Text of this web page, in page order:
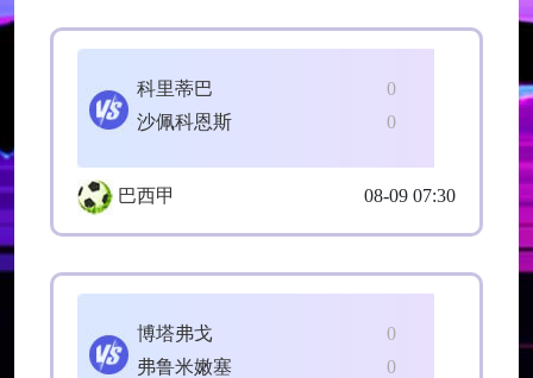
0
科里蒂巴
0
沙佩科恩斯
巴西甲 08-09 07:30
0
博塔弗戈
0
弗鲁米嫩塞